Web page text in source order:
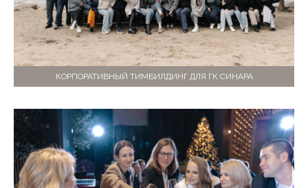
КОРПОРАТИВНЫЙ ТИМБИЛДИНГ ДЛЯ ГК СИНАРА